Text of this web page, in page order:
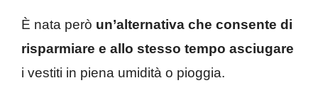
È nata però un’alternativa che consente di
risparmiare e allo stesso tempo asciugare
i vestiti in piena umidità o pioggia.